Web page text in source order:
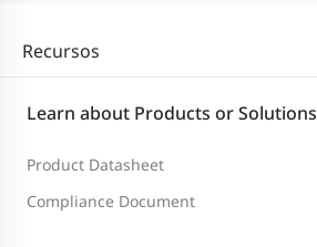
Recursos
Learn about Products or Solutions
Product Datasheet
Compliance Document